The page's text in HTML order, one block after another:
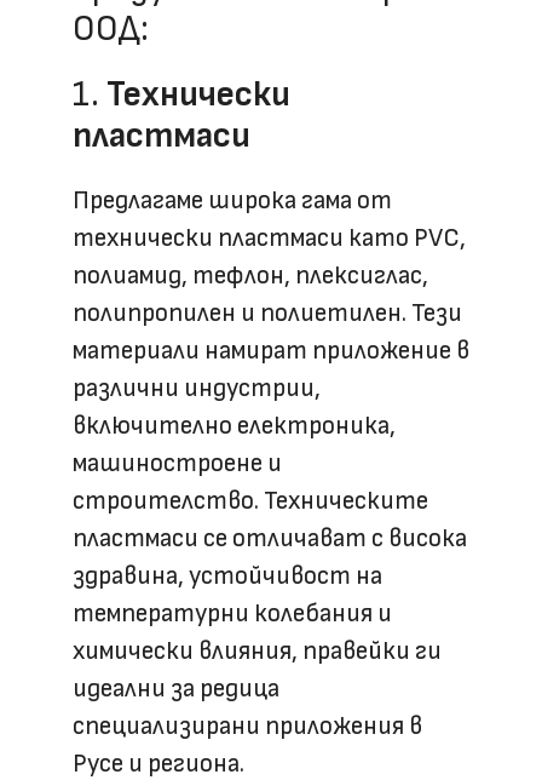
ООД:
1. Технически
пластмаси
Предлагаме широка гама от
технически пластмаси като PVC,
полиамид, тефлон, плексиглас,
полипропилен и полиетилен. Тези
материали намират приложение в
различни индустрии,
включително електроника,
машиностроене и
строителство. Техническите
пластмаси се отличават с висока
здравина, устойчивост на
температурни колебания и
химически влияния, правейки ги
идеални за редица
специализирани приложения в
Русе и региона.